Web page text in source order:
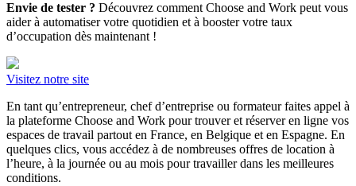
Envie de tester ? Découvrez comment Choose and Work peut vous
aider à automatiser votre quotidien et à booster votre taux
d’occupation dès maintenant !
Visitez notre site
En tant qu’entrepreneur, chef d’entreprise ou formateur faites appel à
la plateforme Choose and Work pour trouver et réserver en ligne vos
espaces de travail partout en France, en Belgique et en Espagne. En
quelques clics, vous accédez à de nombreuses offres de location à
l’heure, à la journée ou au mois pour travailler dans les meilleures
conditions.